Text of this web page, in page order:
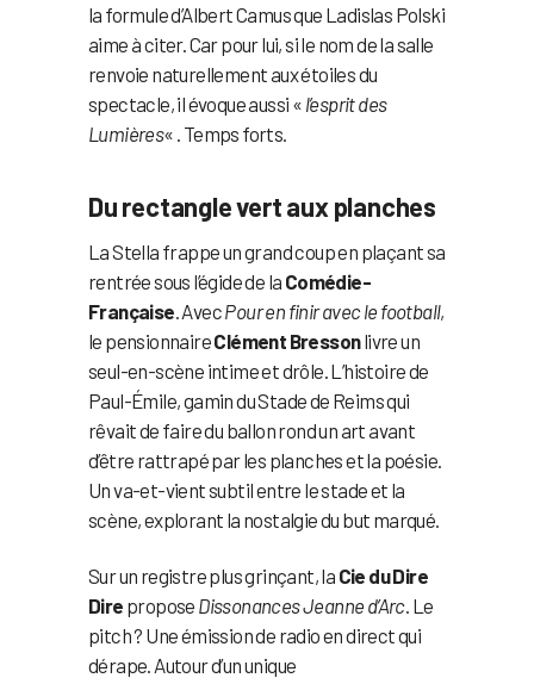
la formule d’Albert Camus que Ladislas Polski
aime à citer. Car pour lui, si le nom de la salle
renvoie naturellement aux étoiles du
spectacle, il évoque aussi « l’esprit des
Lumières« . Temps forts.
Du rectangle vert aux planches
La Stella frappe un grand coup en plaçant sa
rentrée sous l’égide de la Comédie-
Française . AvecPour en finir avec le football,
le pensionnaireClément Bressonlivre un
seul-en-scène intime et drôle. L’histoire de
Paul-Émile, gamin du Stade de Reims qui
rêvait de faire du ballon rond un art avant
d’être rattrapé par les planches et la poésie.
Un va-et-vient subtil entre le stade et la
scène, explorant la nostalgie du but marqué.
Sur un registre plus grinçant, la Cie du Dire
Dire propose Dissonances Jeanne d’Arc. Le
pitch ? Une émission de radio en direct qui
dérape. Autour d’un unique